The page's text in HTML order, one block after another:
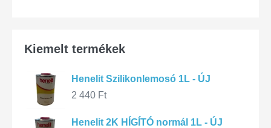
Kiemelt termékek
Henelit Szilikonlemosó 1L - ÚJ
2 440 Ft
Henelit 2K HÍGÍTÓ normál 1L - ÚJ